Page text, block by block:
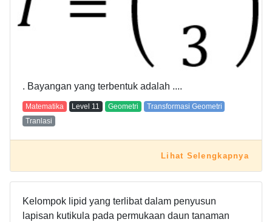
. Bayangan yang terbentuk adalah ....
Matematika Level 11 Geometri
Transformasi Geometri
Tranlasi
Lihat Selengkapnya
Kelompok lipid yang terlibat dalam penyusun
lapisan kutikula pada permukaan daun tanaman